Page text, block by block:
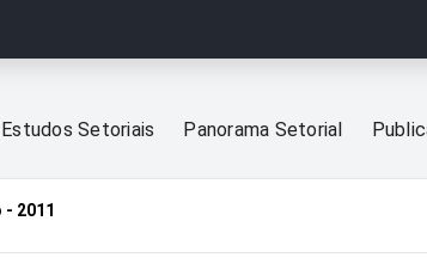
Estudos Setoriais Panorama Setorial
- 2011